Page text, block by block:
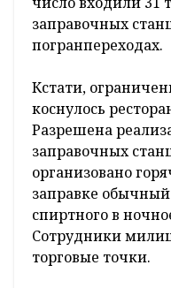
заправочных
погранпереходах.
Кстати,
коснулось
Разрешена
заправочных
организовано
заправке
спиртного в
Сотрудники
торговые точки.